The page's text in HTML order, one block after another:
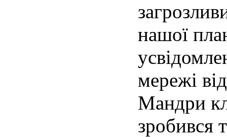
нашої
мережі
Мандри
зробився